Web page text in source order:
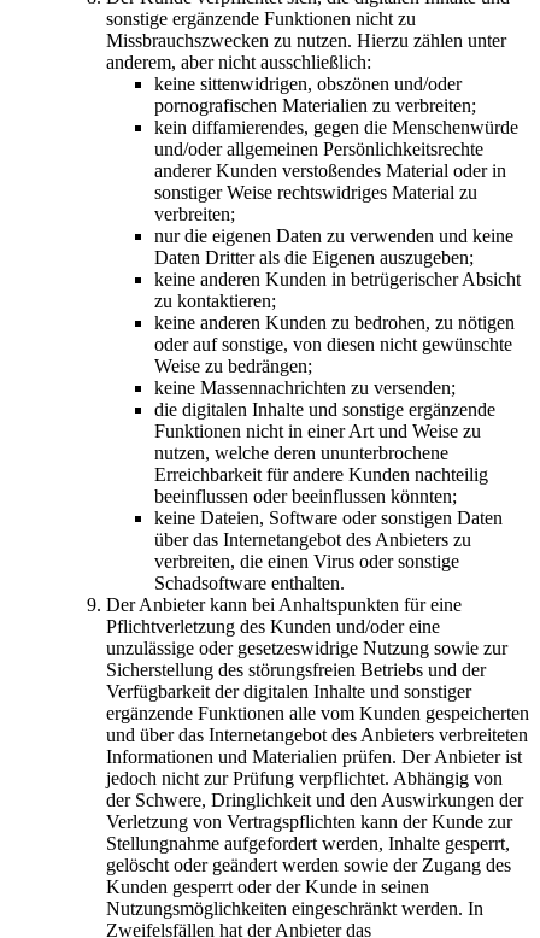
sonstige ergänzende Funktionen nicht zu
Missbrauchszwecken zu nutzen. Hierzu zählen unter
anderem, aber nicht ausschließlich:
keine sittenwidrigen, obszönen und/oder
pornografischen Materialien zu verbreiten;
kein diffamierendes, gegen die Menschenwürde
und/oder allgemeinen Persönlichkeitsrechte
anderer Kunden verstoßendes Material oder in
sonstiger Weise rechtswidriges Material zu
verbreiten;
nur die eigenen Daten zu verwenden und keine
Daten Dritter als die Eigenen auszugeben;
keine anderen Kunden in betrügerischer Absicht
zu kontaktieren;
keine anderen Kunden zu bedrohen, zu nötigen
oder auf sonstige, von diesen nicht gewünschte
Weise zu bedrängen;
keine Massennachrichten zu versenden;
die digitalen Inhalte und sonstige ergänzende
Funktionen nicht in einer Art und Weise zu
nutzen, welche deren ununterbrochene
Erreichbarkeit für andere Kunden nachteilig
beeinflussen oder beeinflussen könnten;
keine Dateien, Software oder sonstigen Daten
über das Internetangebot des Anbieters zu
verbreiten, die einen Virus oder sonstige
Schadsoftware enthalten.
Der Anbieter kann bei Anhaltspunkten für eine
Pflichtverletzung des Kunden und/oder eine
unzulässige oder gesetzeswidrige Nutzung sowie zur
Sicherstellung des störungsfreien Betriebs und der
Verfügbarkeit der digitalen Inhalte und sonstiger
ergänzende Funktionen alle vom Kunden gespeicherten
und über das Internetangebot des Anbieters verbreiteten
Informationen und Materialien prüfen. Der Anbieter ist
jedoch nicht zur Prüfung verpflichtet. Abhängig von
der Schwere, Dringlichkeit und den Auswirkungen der
Verletzung von Vertragspflichten kann der Kunde zur
Stellungnahme aufgefordert werden, Inhalte gesperrt,
gelöscht oder geändert werden sowie der Zugang des
Kunden gesperrt oder der Kunde in seinen
Nutzungsmöglichkeiten eingeschränkt werden. In
Zweifelsfällen hat der Anbieter das